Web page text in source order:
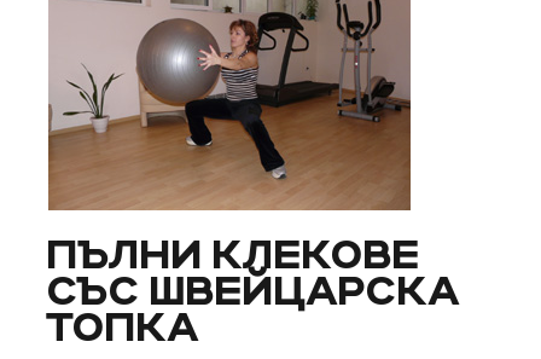
ПЪЛНИ КЛЕКОВЕ
СЪС ШВЕЙЦАРСКА
ТОПКА